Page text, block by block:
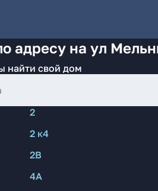
адресу на ул
найти свой дом
2
2 к4
2В
4А